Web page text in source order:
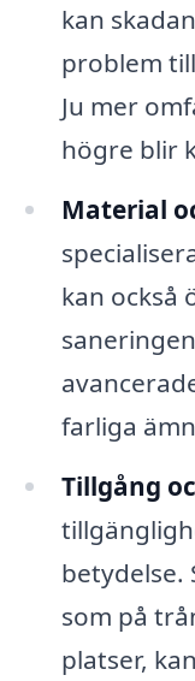
kan
problem
Ju mer
högre blir
Material
kan också
farliga
Tillgång
betydelse.
som på
platser,